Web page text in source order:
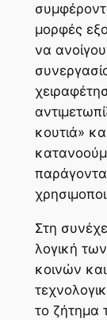
μορφές
να
κουτιά»
Στη
λογική
κοινών
το ζήτημα